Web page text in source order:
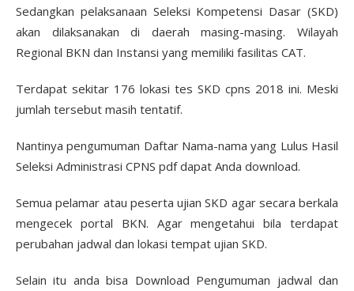
Sedangkan pelaksanaan Seleksi Kompetensi Dasar (SKD)
akan dilaksanakan di daerah masing-masing. Wilayah
Regional BKN dan Instansi yang memiliki fasilitas CAT.
Terdapat sekitar 176 lokasi tes SKD cpns 2018 ini. Meski
jumlah tersebut masih tentatif.
Nantinya pengumuman Daftar Nama-nama yang Lulus Hasil
Seleksi Administrasi CPNS pdf dapat Anda download.
Semua pelamar atau peserta ujian SKD agar secara berkala
mengecek portal BKN. Agar mengetahui bila terdapat
perubahan jadwal dan lokasi tempat ujian SKD.
Selain itu anda bisa Download Pengumuman jadwal dan